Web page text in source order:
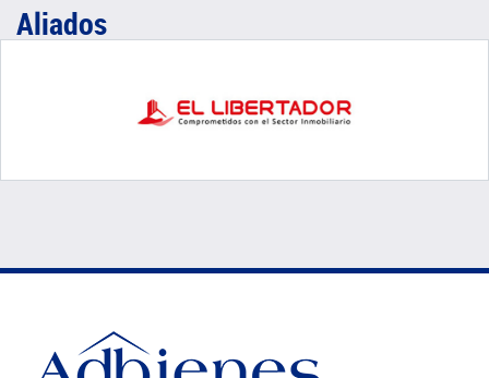
Aliados